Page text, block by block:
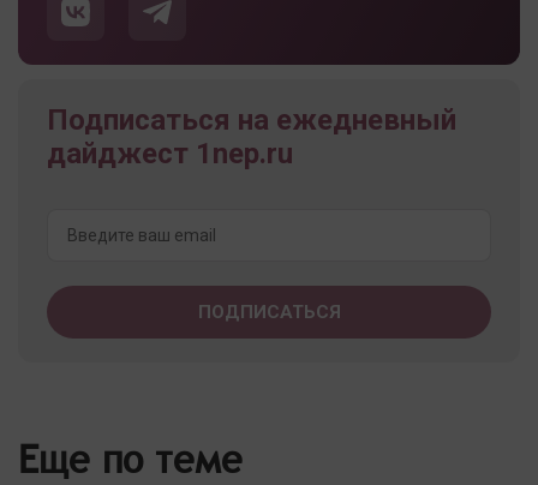
Подписаться на ежедневный
дайджест 1nep.ru
Еще по теме